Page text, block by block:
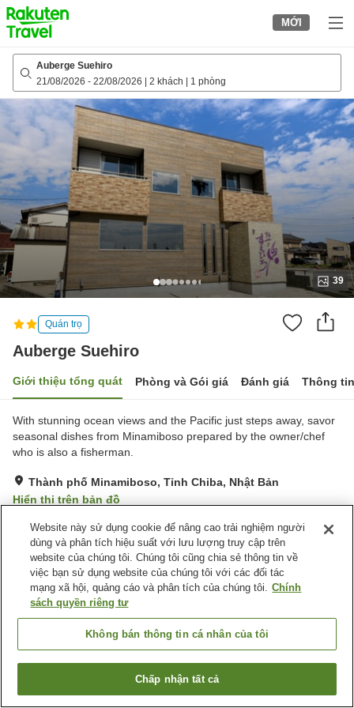
to
top
page
MỚI
Auberge Suehiro
21/08/2026 - 22/08/2026 2 khách 1 phòng
39
Quán trọ
Auberge Suehiro
Giới thiệu tổng quát Phòng và Gói giá Đánh giá Thông
With stunning ocean views and the Pacific just steps away, savor
seasonal dishes from Minamiboso prepared by the owner/chef
who is also a fisherman.
Thành phố Minamiboso, Tỉnh Chiba, Nhật Bản
Hiển thị trên bản đồ
Xuất sắc Đánh giá:6lượt
Tiện nghi chỗ nghỉ
Bãi đỗ xe
Bể sục
Spa / Salon
Trang chủ Nhật Bản Tỉnh Chiba
Thành phố Minamiboso
Auberge Suehiro
Tìm phòng trống
Website này sử dụng cookie để nâng cao trải nghiệm người
dùng và phân tích hiệu suất với lưu lượng truy cập trên
website của chúng tôi. Chúng tôi cũng chia sẻ thông tin về
việc bạn sử dụng website của chúng tôi với các đối tác
mạng xã hội, quảng cáo và phân tích của chúng tôi. Chính
sách quyền riêng tư
Không bán thông tin cá nhân của tôi
Chấp nhận tất cả